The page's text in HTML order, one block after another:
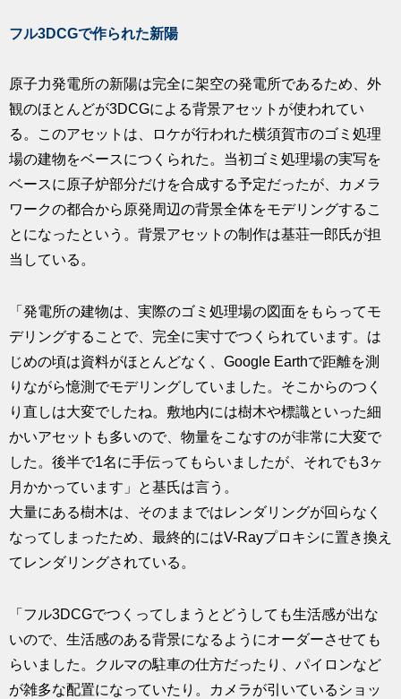
フル3DCGで作られた新陽
原子力発電所の新陽は完全に架空の発電所であるため、外
観のほとんどが3DCGによる背景アセットが使われてい
る。このアセットは、ロケが行われた横須賀市のゴミ処理
場の建物をベースにつくられた。当初ゴミ処理場の実写を
ベースに原子炉部分だけを合成する予定だったが、カメラ
ワークの都合から原発周辺の背景全体をモデリングするこ
とになったという。背景アセットの制作は基荘一郎氏が担
当している。
「発電所の建物は、実際のゴミ処理場の図面をもらってモ
デリングすることで、完全に実寸でつくられています。は
じめの頃は資料がほとんどなく、Google Earthで距離を測
りながら憶測でモデリングしていました。そこからのつく
り直しは大変でしたね。敷地内には樹木や標識といった細
かいアセットも多いので、物量をこなすのが非常に大変で
した。後半で1名に手伝ってもらいましたが、それでも3ヶ
月かかっています」と基氏は言う。
大量にある樹木は、そのままではレンダリングが回らなく
なってしまったため、最終的にはV-Rayプロキシに置き換え
てレンダリングされている。
「フル3DCGでつくってしまうとどうしても生活感が出な
いので、生活感のある背景になるようにオーダーさせても
らいました。クルマの駐車の仕方だったり、パイロンなど
が雑多な配置になっていたり。カメラが引いているショッ